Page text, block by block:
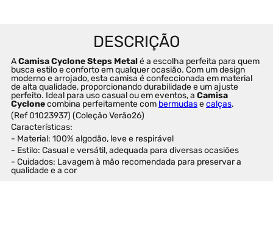
A Camisa Cyclone Steps Metal é a escolha perfeita para quem
busca estilo e conforto em qualquer ocasião. Com um design
moderno e arrojado, esta camisa é confeccionada em material
de alta qualidade, proporcionando durabilidade e um ajuste
perfeito. Ideal para uso casual ou em eventos, a Camisa
Cyclone combina perfeitamente com bermudas e calças.
(Ref 01023937) (Coleção Verão26)
Características:
- Material: 100% algodão, leve e respirável
- Estilo: Casual e versátil, adequada para diversas ocasiões
- Cuidados: Lavagem à mão recomendada para preservar a
qualidade e a cor